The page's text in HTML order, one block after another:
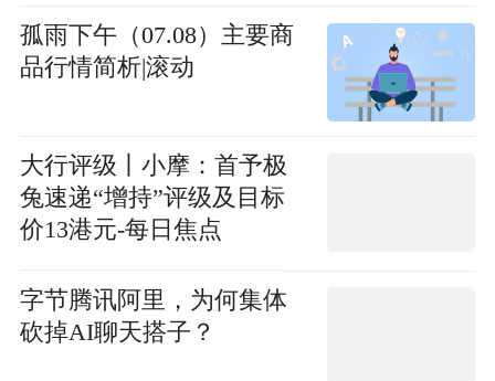
孤雨下午（07.08）主要商
品行情简析|滚动
大行评级丨小摩：首予极
兔速递“增持”评级及目标
价13港元-每日焦点
字节腾讯阿里，为何集体
砍掉AI聊天搭子？